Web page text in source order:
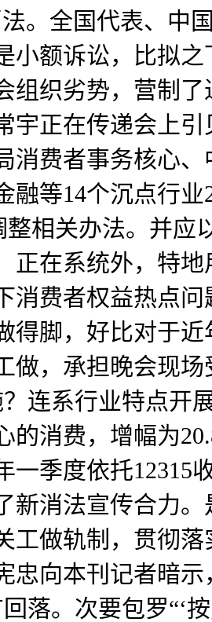
。全国代表、中
小额诉讼，比拟
组织劣势，营制
宇正在传递会上
消费者事务核心
融等14个沉点行
整相关办法。并
正在系统外，特
消费者权益热点
得脚，好比对于
做，承担晚会现
连系行业特点开
的消费，增幅为
一季度依托12315
新消法宣传合力
工做轨制，贯彻
忠向本刊记者暗
落。次要包罗“‘